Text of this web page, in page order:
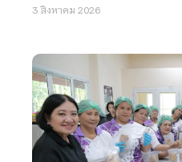
3 สิงหาคม 2026